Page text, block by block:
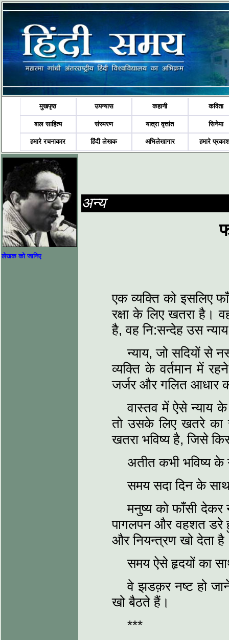
मुखपृष्ठ उपन्यास कहानी कविता
बाल साहित्य संस्मरण यात्रा वृत्तांत सिनेमा
हमारे रचनाकार हिंदी लेखक अभिलेखागार हमारे
लेखक को जानिए
अन्य
एक व्यक्ति को इसलिए
रक्षा के लिए खतरा है।
है, वह नि:सन्देह उस
न्याय, जो सदियों से
व्यक्ति के वर्तमान में
जर्जर और गलित आधार
वास्तव में ऐसे न्याय के
तो उसके लिए खतरे का
खतरा भविष्य है, जिसे
अतीत कभी भविष्य के
समय सदा दिन के
मनुष्य को फाँसी देकर
पागलपन और वहशत डरे
और नियन्त्रण खो देता
समय ऐसे हृदयों का
वे झडक़र नष्ट हो
खो बैठते हैं।
***